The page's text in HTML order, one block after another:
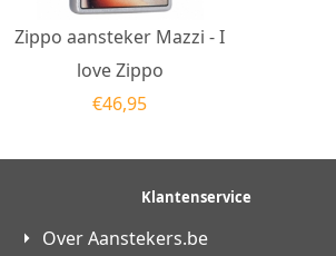
Zippo aansteker Mazzi - I
love Zippo
€46,95
Klantenservice
Over Aanstekers.be